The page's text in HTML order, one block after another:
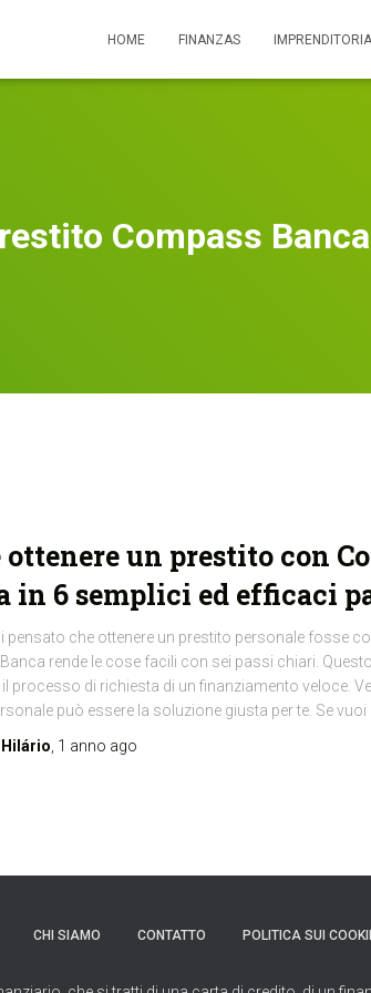
HOME FINANZAS
Compass Banca
ottenere un prestito con
in 6 semplici ed efficaci
pensato che ottenere un prestito personale fosse
rende le cose facili con sei passi chiari.
processo di richiesta di un finanziamento veloce.
può essere la soluzione giusta per te. Se vuoi
1 anno ago
CHI SIAMO CONTATTO POLITICA SUI